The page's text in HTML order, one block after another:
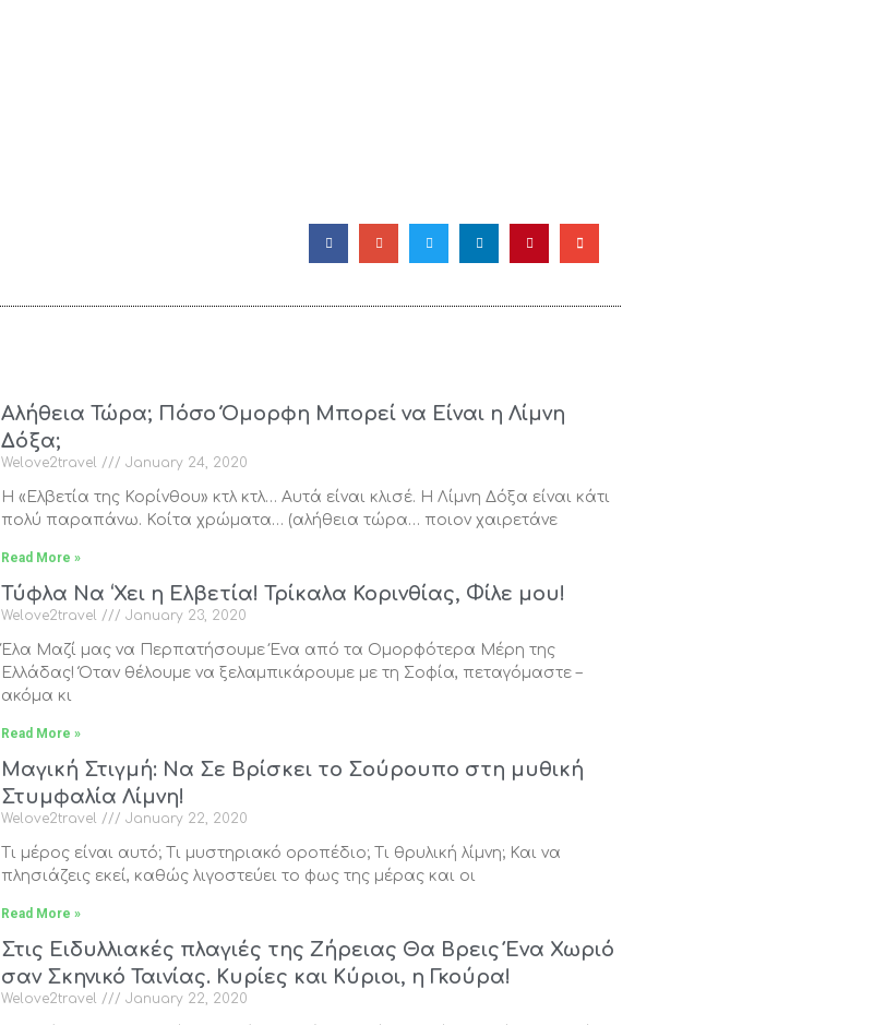
Αλήθεια Τώρα; Πόσο Όμορφη Μπορεί να Είναι η Λίμνη
Δόξα;
Welove2travel January 24, 2020
H «Ελβετία της Κορίνθου» κτλ κτλ… Αυτά είναι κλισέ. Η Λίμνη Δόξα είναι κάτι
πολύ παραπάνω. Κοίτα χρώματα… (αλήθεια τώρα… ποιον χαιρετάνε
Read More »
Τύφλα Να ‘Χει η Ελβετία! Τρίκαλα Κορινθίας, Φίλε μου!
Welove2travel January 23, 2020
Έλα Μαζί μας να Περπατήσουμε Ένα από τα Ομορφότερα Μέρη της
Ελλάδας! Όταν θέλουμε να ξελαμπικάρουμε με τη Σοφία, πεταγόμαστε –
ακόμα κι
Read More »
Μαγική Στιγμή: Να Σε Βρίσκει το Σούρουπο στη μυθική
Στυμφαλία Λίμνη!
Welove2travel January 22, 2020
Τι μέρος είναι αυτό; Τι μυστηριακό οροπέδιο; Τι θρυλική λίμνη; Και να
πλησιάζεις εκεί, καθώς λιγοστεύει το φως της μέρας και οι
Read More »
Στις Ειδυλλιακές πλαγιές της Ζήρειας Θα Βρεις Ένα Χωριό
σαν Σκηνικό Ταινίας. Κυρίες και Κύριοι, η Γκούρα!
Welove2travel January 22, 2020